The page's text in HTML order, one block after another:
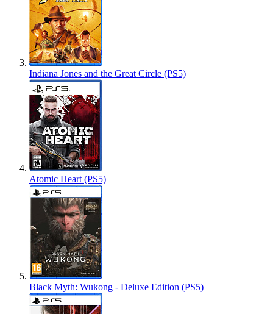
Indiana Jones and the Great Circle (PS5)
Atomic Heart (PS5)
Black Myth: Wukong - Deluxe Edition (PS5)